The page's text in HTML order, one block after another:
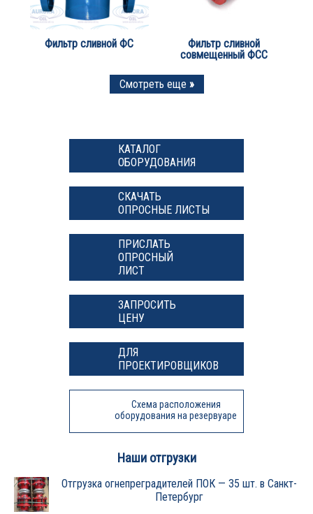
Фильтр сливной ФС
Фильтр сливной
совмещенный ФСС
Смотреть еще »
КАТАЛОГ
ОБОРУДОВАНИЯ
СКАЧАТЬ
ОПРОСНЫЕ ЛИСТЫ
ПРИСЛАТЬ
ОПРОСНЫЙ
ЛИСТ
ЗАПРОСИТЬ
ЦЕНУ
ДЛЯ
ПРОЕКТИРОВЩИКОВ
Схема расположения
оборудования на резервуаре
Наши отгрузки
Отгрузка огнепреградителей ПОК — 35 шт. в Санкт-
Петербург